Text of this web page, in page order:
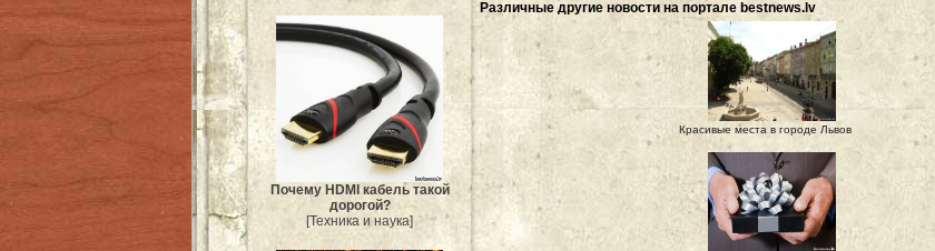
Почему HDMI кабель такой
дорогой?
[Техника и наука]
Различные другие новости на портале bestnews.lv
Красивые места в городе Львов